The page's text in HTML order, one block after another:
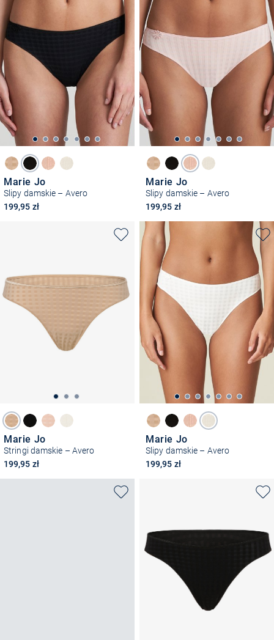
Marie Jo
Slipy damskie – Avero
199,95 zł
Marie Jo
Slipy damskie – Avero
199,95 zł
Marie Jo
Stringi damskie – Avero
199,95 zł
Marie Jo
Slipy damskie – Avero
199,95 zł